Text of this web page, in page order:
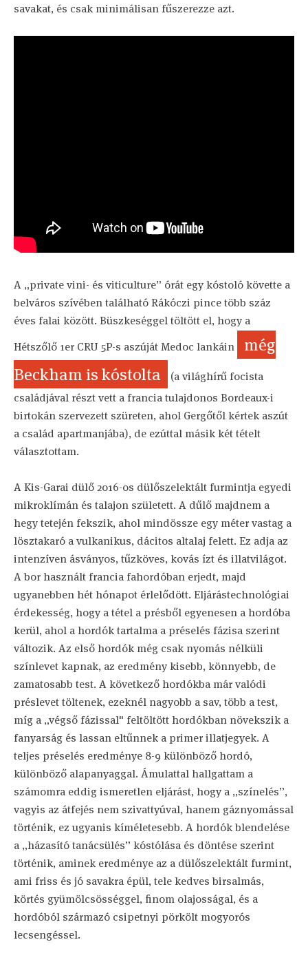
savakat, és csak minimálisan fűszerezze azt.
A „private vini- és viticulture” órát egy kóstoló követte a
belváros szívében található Rákóczi pince több száz
éves falai között. Büszkeséggel töltött el, hogy a
Hétszőlő 1er CRU 5P-s aszúját Medoc lankáin
még
Beckham is kóstolta
(a világhírű focista
családjával részt vett a francia tulajdonos Bordeaux-i
birtokán szervezett szüreten, ahol Gergőtől kértek aszút
a család apartmanjába), de ezúttal másik két tételt
választottam.
A Kis-Garai dülő 2016-os dülőszelektált furmintja egyedi
mikroklímán és talajon született. A dűlő majdnem a
hegy tetején fekszik, ahol mindössze egy méter vastag a
lösztakaró a vulkanikus, dácitos altalaj felett. Ez adja az
intenzíven ásványos, tűzköves, kovás ízt és illatvilágot.
A bor használt francia fahordóban erjedt, majd
ugyanebben hét hónapot érlelődött. Eljárástechnológiai
érdekesség, hogy a tétel a présből egyenesen a hordóba
kerül, ahol a hordók tartalma a préselés fázisa szerint
változik. Az első hordók még csak nyomás nélküli
színlevet kapnak, az eredmény kisebb, könnyebb, de
zamatosabb test. A következő hordókba már valódi
préslevet töltenek, ezeknél nagyobb a sav, több a test,
míg a „végső fázissal" feltöltött hordókban növekszik a
fanyarság és lassan eltűnnek a primer illatjegyek. A
teljes préselés eredménye 8-9 különböző hordó,
különböző alapanyaggal. Ámulattal hallgattam a
számomra eddig ismeretlen eljárást, hogy a „színelés”,
vagyis az átfejés nem szivattyúval, hanem gáznyomással
történik, ez ugyanis kíméletesebb. A hordók blendelése
a „házasító tanácsülés” kóstólása és döntése szerint
történik, aminek eredménye az a dülőszelektált furmint,
ami friss és jó savakra épül, tele kedves birsalmás,
körtés gyümölcsösséggel, finom olajosságal, és a
hordóból származó csipetnyi pörkölt mogyorós
lecsengéssel.